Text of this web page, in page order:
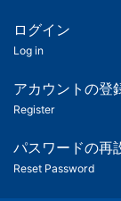
ツ
匿
名
ユ
ー
ログイン
Log in
アカウントの登
Register
パスワードの再
Reset Password